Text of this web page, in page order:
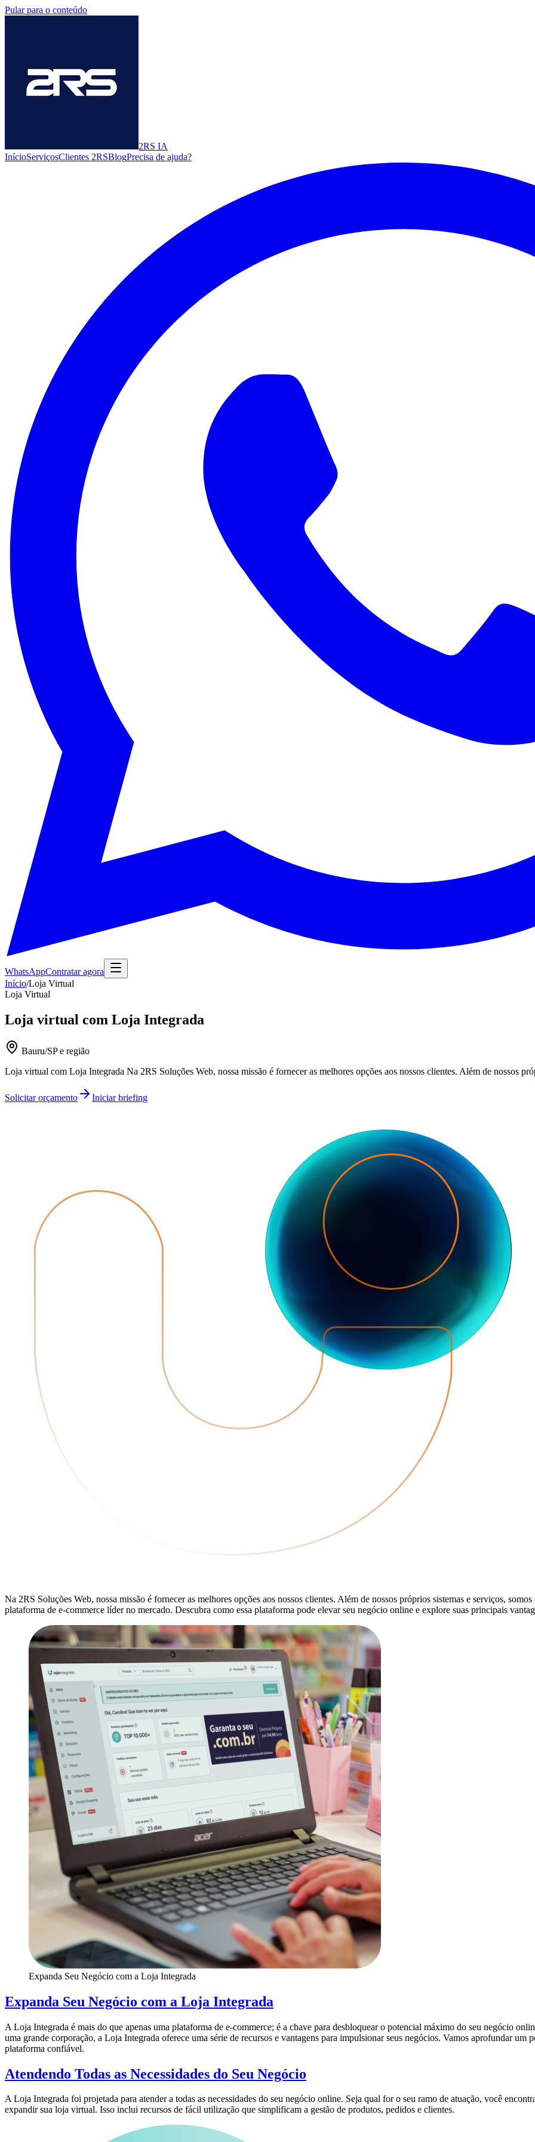
Pular para o conteúdo
2RS IA
InícioServiçosClientes 2RSBlogPrecisa de ajuda?
WhatsAppContratar agora
Início/Loja Virtual
Loja Virtual
Loja virtual com Loja Integrada
Bauru/SP e região
Loja virtual com Loja Integrada Na 2RS Soluções Web, nossa missão é fornecer as melhores opções aos nossos clientes. Além de nossos
Solicitar orçamento Iniciar briefing
Na 2RS Soluções Web, nossa missão é fornecer as melhores opções aos nossos clientes. Além de nossos próprios sistemas e serviços,
plataforma de e-commerce líder no mercado. Descubra como essa plataforma pode elevar seu negócio online e explore suas principais
Expanda Seu Negócio com a Loja Integrada
Expanda Seu Negócio com a Loja Integrada
A Loja Integrada é mais do que apenas uma plataforma de e-commerce; é a chave para desbloquear o potencial máximo do seu negócio
uma grande corporação, a Loja Integrada oferece uma série de recursos e vantagens para impulsionar seus negócios. Vamos aprofundar um
plataforma confiável.
Atendendo Todas as Necessidades do Seu Negócio
A Loja Integrada foi projetada para atender a todas as necessidades do seu negócio online. Seja qual for o seu ramo de atuação, você
expandir sua loja virtual. Isso inclui recursos de fácil utilização que simplificam a gestão de produtos, pedidos e clientes.